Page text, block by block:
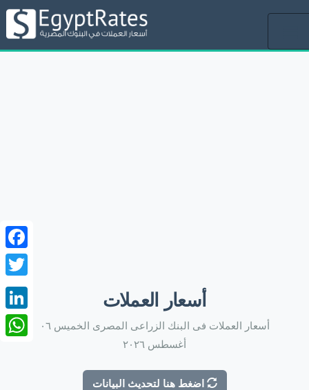
أسعار العملات
أسعار العملات فى البنك الزراعى المصرى الخميس ٠٦
أغسطس ٢٠٢٦
اضغط هنا لتحديث البيانات